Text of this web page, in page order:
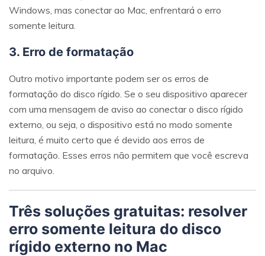
Windows, mas conectar ao Mac, enfrentará o erro
somente leitura.
3. Erro de formatação
Outro motivo importante podem ser os erros de
formatação do disco rígido. Se o seu dispositivo aparecer
com uma mensagem de aviso ao conectar o disco rígido
externo, ou seja, o dispositivo está no modo somente
leitura, é muito certo que é devido aos erros de
formatação. Esses erros não permitem que você escreva
no arquivo.
Três soluções gratuitas: resolver
erro somente leitura do disco
rígido externo no Mac